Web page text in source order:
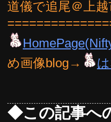
道儀で追尾＠上
め画像blog→
◆この記事へ